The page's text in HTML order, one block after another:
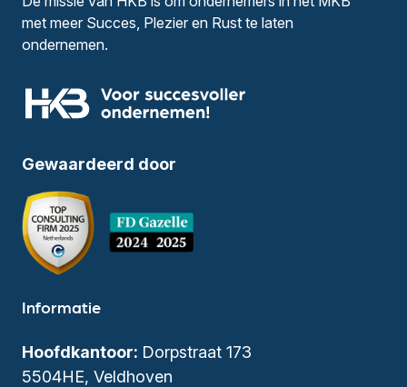
met meer Succes, Plezier en Rust te laten
ondernemen.
Gewaardeerd door
Informatie
Hoofdkantoor: Dorpstraat 173
5504HE, Veldhoven